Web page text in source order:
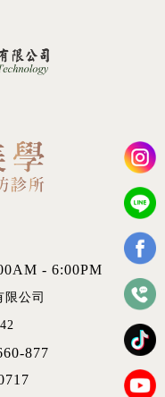
- 6:00PM
公司
877